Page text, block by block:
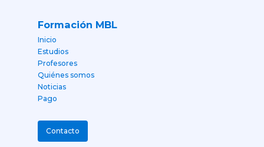
Formación MBL
Inicio
Estudios
Profesores
Quiénes somos
Noticias
Pago
Contacto